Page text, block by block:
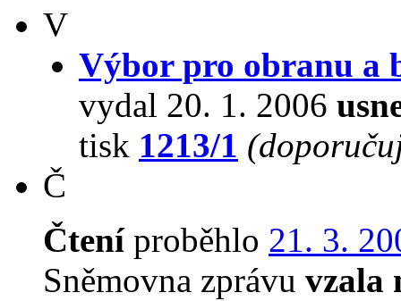
V
Výbor pro obranu a
vydal 20. 1. 2006
tisk 1213/1
Č
Čteníproběhlo 21. 3.
Sněmovna zprávu vzala